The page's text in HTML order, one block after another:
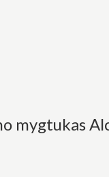
mygtukas